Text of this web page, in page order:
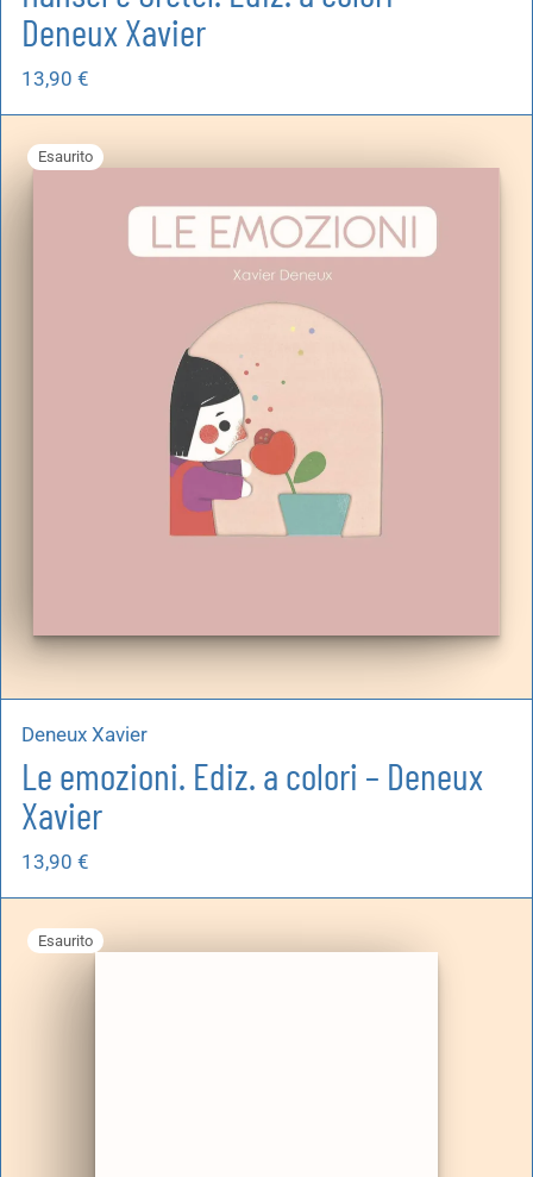
Deneux Xavier
13,90 €
Esaurito
Deneux Xavier
Le emozioni. Ediz. a colori – Deneux
Xavier
13,90 €
Esaurito